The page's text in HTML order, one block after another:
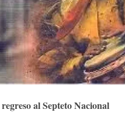
al Septeto Nacional